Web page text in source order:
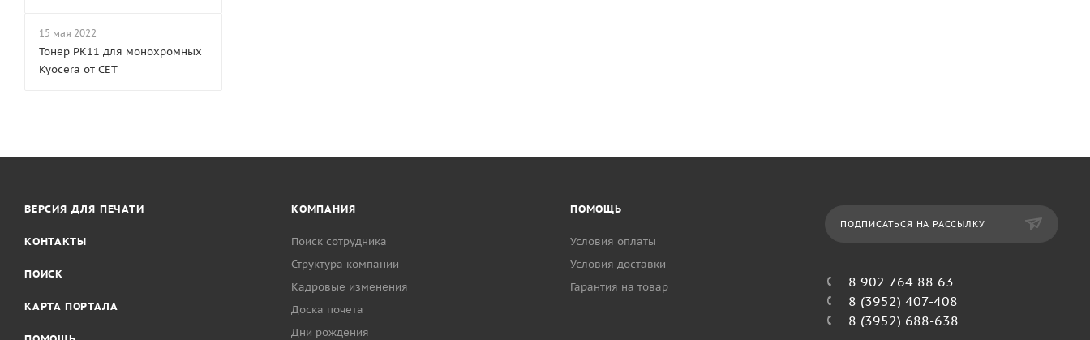
15 мая 2022
Тонер PK11 для монохромных
Kyocera от CET
ВЕРСИЯ ДЛЯ ПЕЧАТИ
КОНТАКТЫ
ПОИСК
КАРТА ПОРТАЛА
КОМПАНИЯ
Поиск сотрудника
Структура компании
Кадровые изменения
Доска почета
Дни рождения
ПОМОЩЬ
Условия оплаты
Условия доставки
Гарантия на товар
ПОДПИСАТЬСЯ НА РАССЫЛКУ
8 902 764 88 63
8 (3952) 407-408
8 (3952) 688-638